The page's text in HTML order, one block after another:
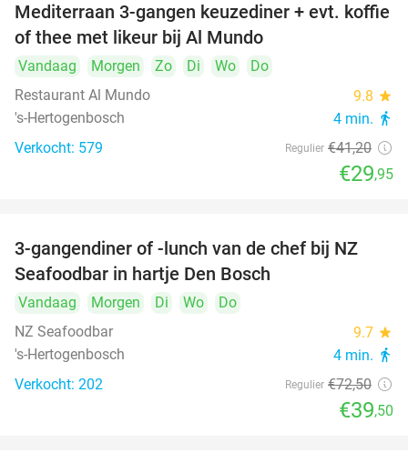
27%
Mediterraan 3-gangen keuzediner + evt. koffie
of thee met likeur bij Al Mundo
Vandaag Morgen Zo Di Wo
Do
Restaurant Al Mundo
9.8 star
's-Hertogenbosch 4 min. directions_walk
Verkocht: 579 Regulier €41,20
€29,95
46%
3-gangendiner of -lunch van de chef bij NZ
Seafoodbar in hartje Den Bosch
Vandaag Morgen Di Wo
Do
NZ Seafoodbar
9.7 star
's-Hertogenbosch 4 min. directions_walk
Verkocht: 202 Regulier €72,50
€39,50